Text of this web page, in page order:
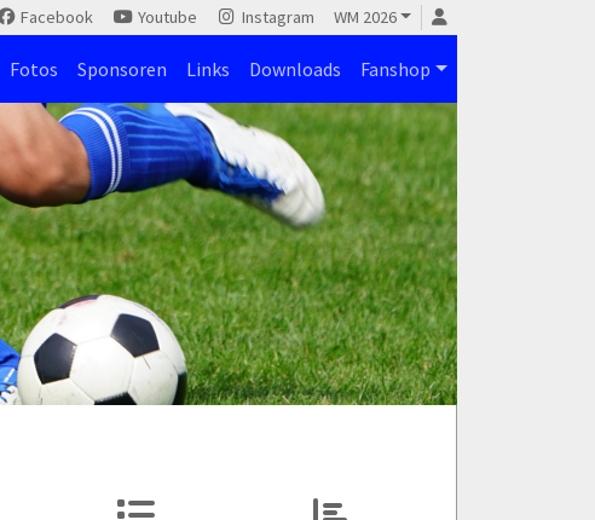
Facebook Youtube Instagram WM 2026
Fotos Sponsoren Links Downloads Fanshop